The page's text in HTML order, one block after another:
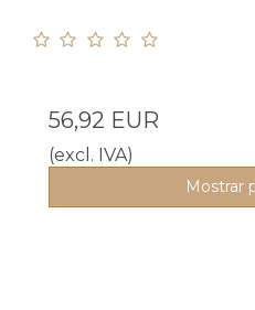
56,92 EUR
(excl. IVA)
Mostrar